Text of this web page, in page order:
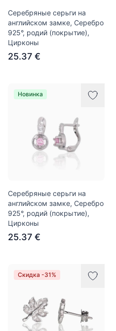
Серебряные серьги на
английском замке, Серебро
925°, родий (покрытие),
Цирконы
25.37 €
Новинка
Серебряные серьги на
английском замке, Серебро
925°, родий (покрытие),
Цирконы
25.37 €
Скидка -31%